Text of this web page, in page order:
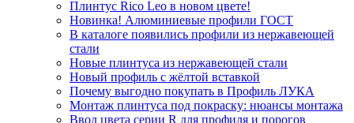
Плинтус Rico Leo в новом цвете!
Новинка! Алюминиевые профили ГОСТ
В каталоге появились профили из нержавеющей
стали
Новые плинтуса из нержавеющей стали
Новый профиль с жёлтой вставкой
Почему выгодно покупать в Профиль ЛУКА
Монтаж плинтуса под покраску: нюансы монтажа
Ввод цвета серии R для профиля и порогов